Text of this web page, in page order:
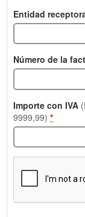
Entidad
Número de la
Importe con IVA
9999,99) *